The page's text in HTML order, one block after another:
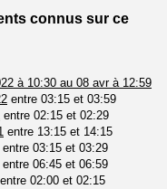
connus sur ce
à 10:30 au 08 avr à 12:59
entre 03:15 et 03:59
entre 02:15 et 02:29
entre 13:15 et 14:15
entre 03:15 et 03:29
entre 06:45 et 06:59
entre 02:00 et 02:15